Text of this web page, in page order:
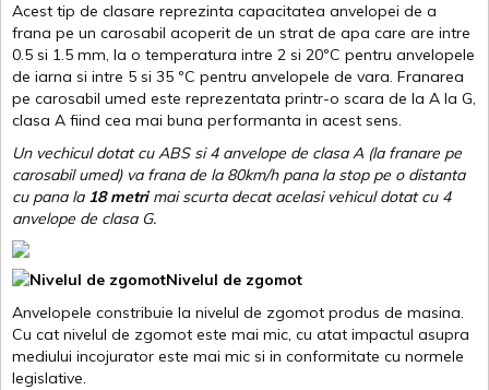
Acest tip de clasare reprezinta capacitatea anvelopei de a
frana pe un carosabil acoperit de un strat de apa care are intre
0.5 si 1.5 mm, la o temperatura intre 2 si 20ºC pentru anvelopele
de iarna si intre 5 si 35 ºC pentru anvelopele de vara. Franarea
pe carosabil umed este reprezentata printr-o scara de la A la G,
clasa A fiind cea mai buna performanta in acest sens.
Un vechicul dotat cu ABS si 4 anvelope de clasa A (la franare pe
carosabil umed) va frana de la 80km/h pana la stop pe o distanta
cu pana la 18 metrimai scurta decat acelasi vehicul dotat cu 4
anvelope de clasa G.
Nivelul de zgomot
Anvelopele constribuie la nivelul de zgomot produs de masina.
Cu cat nivelul de zgomot este mai mic, cu atat impactul asupra
mediului incojurator este mai mic si in conformitate cu normele
legislative.